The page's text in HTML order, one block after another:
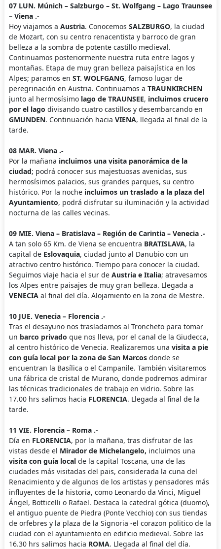
07 LUN. Múnich – Salzburgo – St. Wolfgang – Lago Traunsee
– Viena .-
Hoy viajamos a Austria. Conocemos SALZBURGO, la ciudad
de Mozart, con su centro renacentista y barroco de gran
belleza a la sombra de potente castillo medieval.
Continuamos posteriormente nuestra ruta entre lagos y
montañas. Etapa de muy gran belleza paisajística en los
Alpes; paramos en ST. WOLFGANG, famoso lugar de
peregrinación en Austria. Continuamos a TRAUNKIRCHEN
junto al hermosísimolago de TRAUNSEE, incluimos crucero
por el lago divisando cuatro castillos y desembarcando en
GMUNDEN. Continuación hacia VIENA, llegada al final de la
tarde.
08 MAR. Viena .-
Por la mañana incluimos una visita panorámica de la
ciudad; podrá conocer sus majestuosas avenidas, sus
hermosísimos palacios, sus grandes parques, su centro
histórico. Por la noche incluimos un traslado a la plaza del
Ayuntamiento, podrá disfrutar su iluminación y la actividad
nocturna de las calles vecinas.
09 MIE. Viena – Bratislava – Región de Carintia – Venecia .-
A tan solo 65 Km. de Viena se encuentra BRATISLAVA, la
capital de Eslovaquia, ciudad junto al Danubio con un
atractivo centro histórico. Tiempo para conocer la ciudad.
Seguimos viaje hacia el sur de Austria e Italia; atravesamos
los Alpes entre paisajes de muy gran belleza. Llegada a
VENECIAal final del día. Alojamiento en la zona de Mestre.
10 JUE. Venecia – Florencia .-
Tras el desayuno nos trasladamos al Troncheto para tomar
un barco privado que nos lleva, por el canal de la Giudecca,
al centro histórico de Venecia. Realizaremos una visita a pie
con guía local por la zona de San Marcosdonde se
encuentran la Basílica o el Campanile. También visitaremos
una fábrica de cristal de Murano, donde podremos admirar
las técnicas tradicionales de trabajo en vidrio. Sobre las
17.00 hrs salimos hacia FLORENCIA. Llegada al final de la
tarde.
11 VIE. Florencia – Roma .-
Día en FLORENCIA, por la mañana, tras disfrutar de las
vistas desde el Mirador de Michelangelo, incluimos una
visita con guía local de la capital Toscana, una de las
ciudades más visitadas del pais, considerada la cuna del
Renacimiento y de algunos de los artistas y pensadores más
influyentes de la historia, como Leonardo da Vinci, Miguel
Ángel, Botticelli o Rafael. Destaca la catedral gótica (duomo),
el antiguo puente de Piedra (Ponte Vecchio) con sus tiendas
de orfebres y la plaza de la Signoria -el corazon politico de la
ciudad con el ayuntamiento en edificio medieval. Sobre las
16.30 hrs salimos hacia ROMA. Llegada al final del día.